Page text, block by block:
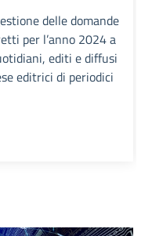
delle domande
per l’anno 2024 a
editi e diffusi
editrici di periodici